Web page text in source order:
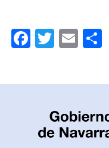
Facebook
Twitter